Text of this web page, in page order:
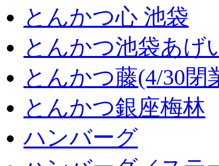
とんかつ心 池袋
とんかつ池袋あげ
とんかつ藤(4/30閉
とんかつ銀座梅林
ハンバーグ